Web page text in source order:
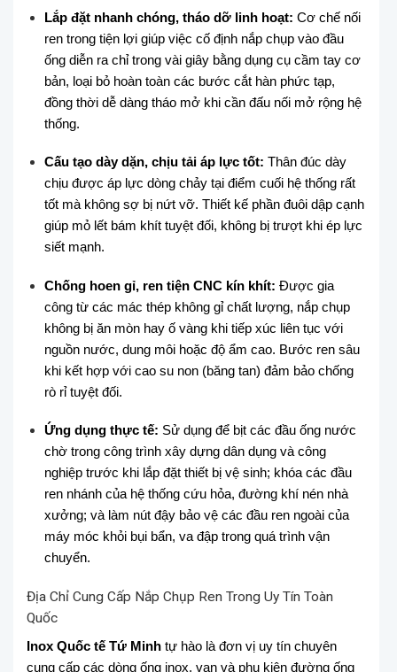
Lắp đặt nhanh chóng, tháo dỡ linh hoạt: Cơ chế nối
ren trong tiện lợi giúp việc cố định nắp chụp vào đầu
ống diễn ra chỉ trong vài giây bằng dụng cụ cầm tay cơ
bản, loại bỏ hoàn toàn các bước cắt hàn phức tạp,
đồng thời dễ dàng tháo mở khi cần đấu nối mở rộng hệ
thống.
Cấu tạo dày dặn, chịu tải áp lực tốt: Thân đúc dày
chịu được áp lực dòng chảy tại điểm cuối hệ thống rất
tốt mà không sợ bị nứt vỡ. Thiết kế phần đuôi dập cạnh
giúp mỏ lết bám khít tuyệt đối, không bị trượt khi ép lực
siết mạnh.
Chống hoen gỉ, ren tiện CNC kín khít: Được gia
công từ các mác thép không gỉ chất lượng, nắp chụp
không bị ăn mòn hay ố vàng khi tiếp xúc liên tục với
nguồn nước, dung môi hoặc độ ẩm cao. Bước ren sâu
khi kết hợp với cao su non (băng tan) đảm bảo chống
rò rỉ tuyệt đối.
Ứng dụng thực tế: Sử dụng để bịt các đầu ống nước
chờ trong công trình xây dựng dân dụng và công
nghiệp trước khi lắp đặt thiết bị vệ sinh; khóa các đầu
ren nhánh của hệ thống cứu hỏa, đường khí nén nhà
xưởng; và làm nút đậy bảo vệ các đầu ren ngoài của
máy móc khỏi bụi bẩn, va đập trong quá trình vận
chuyển.
Địa Chỉ Cung Cấp Nắp Chụp Ren Trong Uy Tín Toàn
Quốc
Inox Quốc tế Tứ Minh tự hào là đơn vị uy tín chuyên
cung cấp các dòng ống inox, van và phụ kiện đường ống